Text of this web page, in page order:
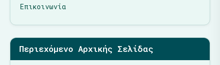
Επικοινωνία
Περιεχόμενο Αρχικής Σελίδας